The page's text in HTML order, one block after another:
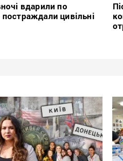
вдарили по
цивільні